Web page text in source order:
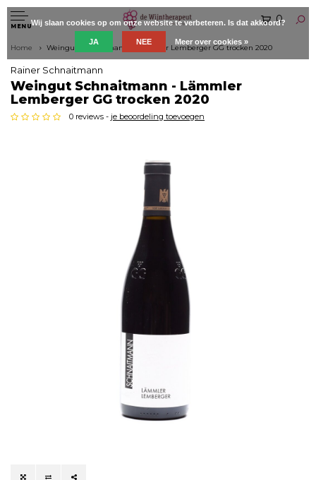
MENU
0
Home Weingut Schnaitmann - Lämmler Lemberger GG trocken 2020
Rainer Schnaitmann
Weingut Schnaitmann - Lämmler
Lemberger GG trocken 2020
0 reviews - je beoordeling toevoegen
Wij slaan cookies op om onze website te verbeteren. Is dat akkoord?
JA NEE Meer over cookies »